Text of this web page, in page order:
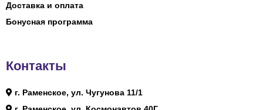
Доставка и оплата
Бонусная программа
Контакты
г. Раменское, ул. Чугунова 11/1